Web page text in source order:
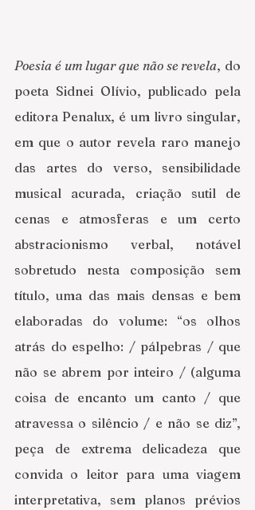
Poesia é um lugar que não se revela, do
poeta Sidnei Olívio, publicado pela
editora Penalux, é um livro singular,
em que o autor revela raro manejo
das artes do verso, sensibilidade
musical acurada, criação sutil de
cenas e atmosferas e um certo
abstracionismo verbal, notável
sobretudo nesta composição sem
título, uma das mais densas e bem
elaboradas do volume: “os olhos
atrás do espelho: / pálpebras / que
não se abrem por inteiro / (alguma
coisa de encanto um canto / que
atravessa o silêncio / e não se diz”,
peça de extrema delicadeza que
convida o leitor para uma viagem
interpretativa, sem planos prévios